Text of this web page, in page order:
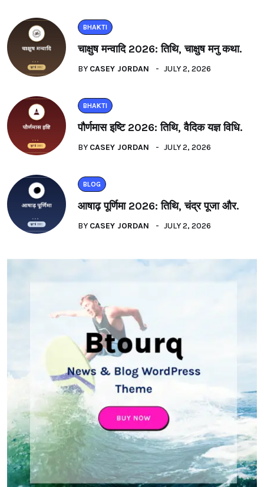
BHAKTI
चाक्षुष मन्वादि 2026: तिथि, चाक्षुष मनु कथा.
BY CASEY JORDAN JULY 2, 2026
BHAKTI
पौर्णमास इष्टि 2026: तिथि, वैदिक यज्ञ विधि.
BY CASEY JORDAN JULY 2, 2026
BLOG
आषाढ़ पूर्णिमा 2026: तिथि, चंद्र पूजा और.
BY CASEY JORDAN JULY 2, 2026